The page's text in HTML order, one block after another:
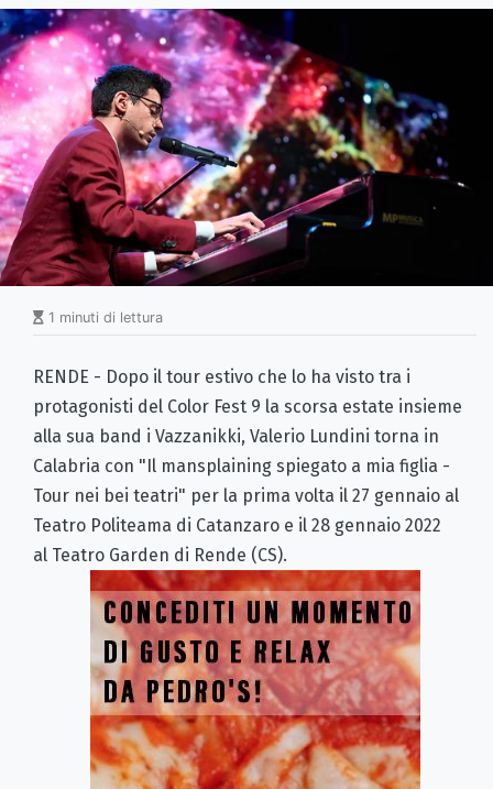
1 minuti di lettura
RENDE - Dopo il tour estivo che lo ha visto tra i
protagonisti del Color Fest 9 la scorsa estate insieme
alla sua band i Vazzanikki, Valerio Lundini torna in
Calabria con "Il mansplaining spiegato a mia figlia -
Tour nei bei teatri" per la prima volta il 27 gennaio al
Teatro Politeama di Catanzaro e il 28 gennaio 2022
al Teatro Garden di Rende (CS).